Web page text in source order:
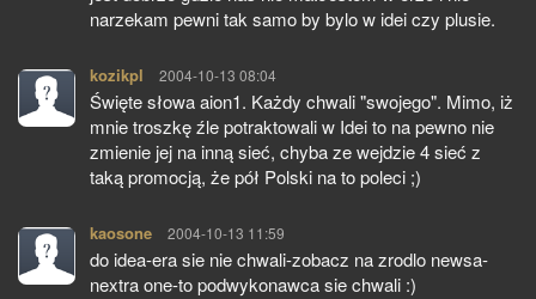
narzekam pewni tak samo by bylo w idei czy plusie.
kozikpl pisze:
2004-10-13 08:04
Święte słowa aion1. Każdy chwali "swojego". Mimo, iż
mnie troszkę źle potraktowali w Idei to na pewno nie
zmienie jej na inną sieć, chyba ze wejdzie 4 sieć z
taką promocją, że pół Polski na to poleci ;)
kaosone pisze:
2004-10-13 11:59
do idea-era sie nie chwali-zobacz na zrodlo newsa-
nextra one-to podwykonawca sie chwali :)